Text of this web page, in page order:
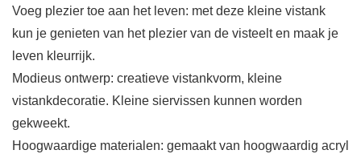
Voeg plezier toe aan het leven: met deze kleine vistank
kun je genieten van het plezier van de visteelt en maak je
leven kleurrijk.
Modieus ontwerp: creatieve vistankvorm, kleine
vistankdecoratie. Kleine siervissen kunnen worden
gekweekt.
Hoogwaardige materialen: gemaakt van hoogwaardig acryl